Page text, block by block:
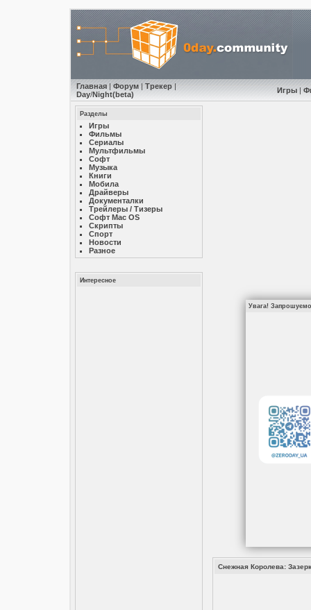
Главная| Форум| Трекер|
Day/Night(beta) Игры|
Разделы
Игры
Фильмы
Сериалы
Мультфильмы
Софт
Музыкa
Книги
Мобила
Драйверы
Документалки
Трейлеры / Тизеры
Софт Mac OS
Скрипты
Спорт
Новости
Разное
Интересное
Увага! Запрошуємо
Снежная Королева: